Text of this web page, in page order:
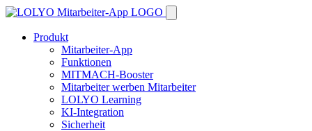
Produkt
Mitarbeiter-App
Funktionen
MITMACH-Booster
Mitarbeiter werben Mitarbeiter
LOLYO Learning
KI-Integration
Sicherheit